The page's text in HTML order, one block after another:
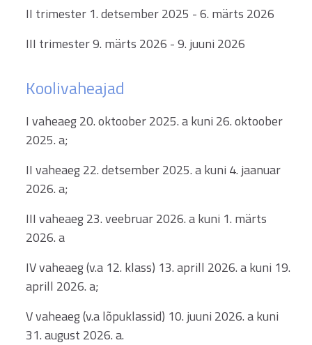
II trimester 1. detsember 2025 - 6. märts 2026
III trimester 9. märts 2026 - 9. juuni 2026
Koolivaheajad
I vaheaeg 20. oktoober 2025. a kuni 26. oktoober
2025. a;
II vaheaeg 22. detsember 2025. a kuni 4. jaanuar
2026. a;
III vaheaeg 23. veebruar 2026. a kuni 1. märts
2026. a
IV vaheaeg (v.a 12. klass) 13. aprill 2026. a kuni 19.
aprill 2026. a;
V vaheaeg (v.a lõpuklassid) 10. juuni 2026. a kuni
31. august 2026. a.